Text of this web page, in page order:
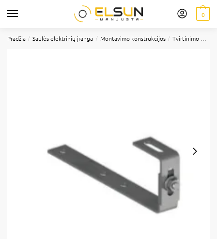
0
Pradžia / Saulės elektrinių įranga / Montavimo konstrukcijos / Tvirtinimo elementai